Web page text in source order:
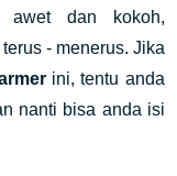
awet dan kokoh,
- menerus. Jika
ini, tentu anda
nanti bisa anda isi